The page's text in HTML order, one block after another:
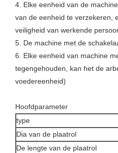
4. Elke eenheid van de
van de eenheid te verzekeren,
veiligheid van werkende
5. De machine met de
6. Elke eenheid van machine
tegengehouden, kan het de
voedereenheid)
Hoofdparameter
type
Dia van de plaatrol
De lengte van de plaatrol